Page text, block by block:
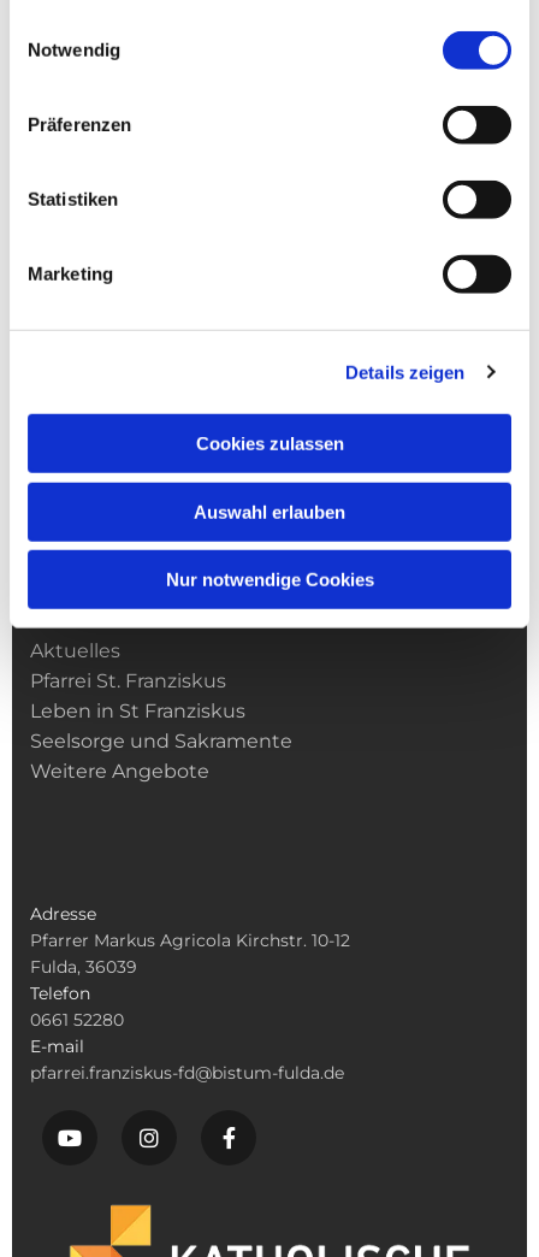
Notwendig
Präferenzen
Statistiken
Marketing
Details zeigen
Cookies zulassen
Auswahl erlauben
Nur notwendige Cookies
Kirchengemeinde­­ St. Franziskus
Aktuelles
Pfarrei St. Franziskus
Leben in St Franziskus
Seelsorge und Sakramente
Weitere Angebote
Adresse
Pfarrer Markus Agricola Kirchstr. 10-12
Fulda, 36039
Telefon
0661 52280
E-mail
pfarrei.franziskus-fd@bistum-fulda.de